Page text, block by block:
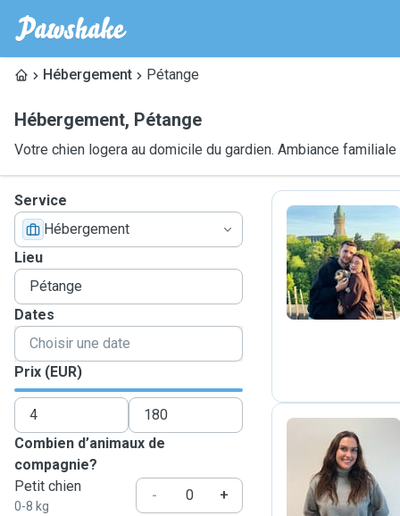
Hébergement Pétange
Hébergement, Pétange
Votre chien logera au domicile du gardien. Ambiance familiale
Service
Hébergement
Lieu
Dates
Prix (EUR)
Combien d’animaux de
compagnie?
Petit chien
0-8 kg
-
+
J
R